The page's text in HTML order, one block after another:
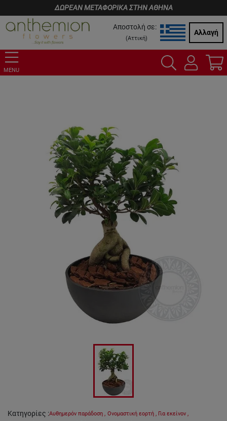
ΔΩΡΕΑΝ ΜΕΤΑΦΟΡΙΚΑ ΣΤΗΝ ΑΘΗΝΑ
Αποστολή σε:
(Αττική)
Αλλαγή
MENU
Κατηγορίες :Αυθημερόν παράδοση , Ονομαστική εορτή , Για εκείνον ,